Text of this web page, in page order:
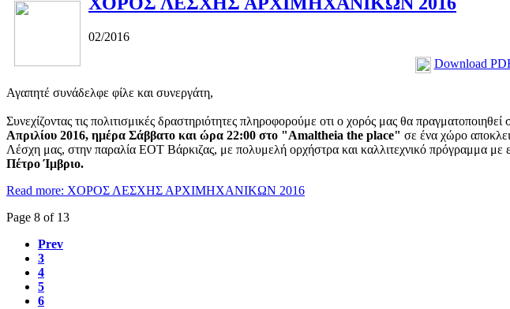
02/2016
Download
Αγαπητέ συνάδελφε φίλε και συνεργάτη,
Συνεχίζοντας τις πολιτισμικές δραστηριότητες πληροφορούμε οτι ο χορός μας θα πραγματοποιηθεί
Απριλίου 2016, ημέρα Σάββατο και ώρα 22:00 στο "Amaltheia the place" σε ένα χώρο
Λέσχη μας, στην παραλία ΕΟΤ Βάρκιζας, με πολυμελή ορχήστρα και καλλιτεχνικό πρόγραμμα με
Πέτρο Ίμβριο.
Read more: ΧΟΡΟΣ ΛΕΣΧΗΣ ΑΡΧΙΜΗΧΑΝΙΚΩΝ 2016
Page 8 of 13
Prev
3
4
5
6